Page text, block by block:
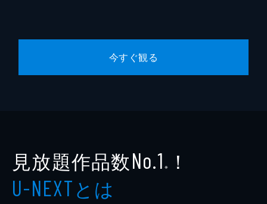
とってもキュートな、楽しいクリスマスのお
今すぐ観る
見放題作品数No.1 ※ ！
U-NEXTとは